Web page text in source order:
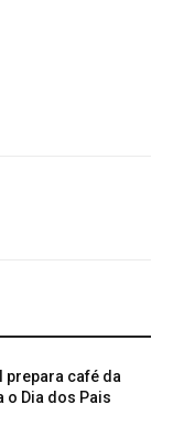
prepara café da
o Dia dos Pais